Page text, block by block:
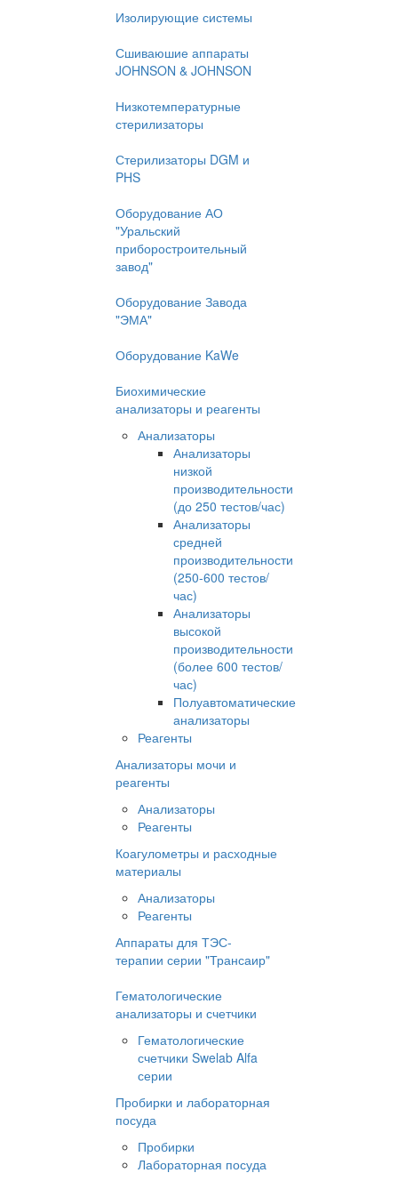
Изолирующие системы
Сшиваюшие аппараты
JOHNSON & JOHNSON
Низкотемпературные
стерилизаторы
Стерилизаторы DGM и
PHS
Оборудование АО
"Уральский
приборостроительный
завод"
Оборудование Завода
"ЭМА"
Оборудование KaWe
Биохимические
анализаторы и реагенты
Анализаторы
Анализаторы
низкой
производительности
(до 250 тестов/час)
Анализаторы
средней
производительности
(250-600 тестов/
час)
Анализаторы
высокой
производительности
(более 600 тестов/
час)
Полуавтоматические
анализаторы
Реагенты
Анализаторы мочи и
реагенты
Анализаторы
Реагенты
Коагулометры и расходные
материалы
Анализаторы
Реагенты
Аппараты для ТЭС-
терапии серии "Трансаир"
Гематологические
анализаторы и счетчики
Гематологические
счетчики Swelab Alfa
серии
Пробирки и лабораторная
посуда
Пробирки
Лабораторная посуда